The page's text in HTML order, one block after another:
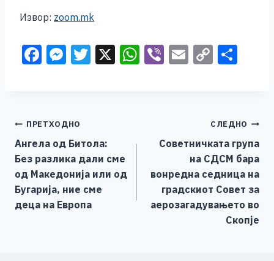
Извор: zoom.mk
F
b
o
o
k
M
n
g
er
T X W Vi E C
Li
n
k
Навигација
на
напис
ПРЕТХОДНО
Ангела од Битола:
Без разлика дали сме
од Македонија или од
Бугарија, ние сме
деца на Европа
СЛЕДНО
Советничката група
на СДСМ бара
вонредна седница на
градскиот Совет за
аерозагадувањето во
Скопје